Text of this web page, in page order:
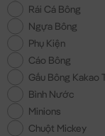
Rái Cá Bông
Ngựa Bông
Phụ Kiện
Cáo Bông
Gấu Bông Kakao
Bình Nước
Minions
Chuột Mickey